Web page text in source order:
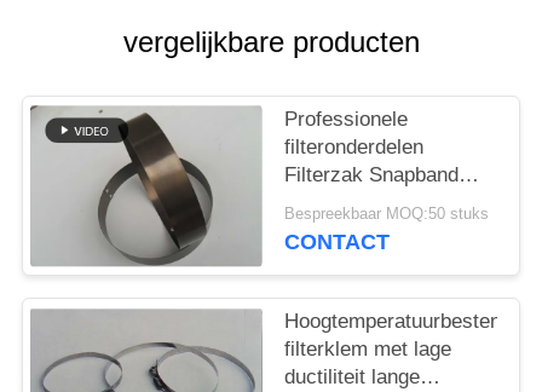
PRIVACYBELEID
vergelijkbare producten
Professionele
filteronderdelen
Filterzak Snapband
Verschillend materiaal
en grootte
Bespreekbaar MOQ:50 stuks
CONTACT
Hoogtemperatuurbestendige
filterklem met lage
ductiliteit lange